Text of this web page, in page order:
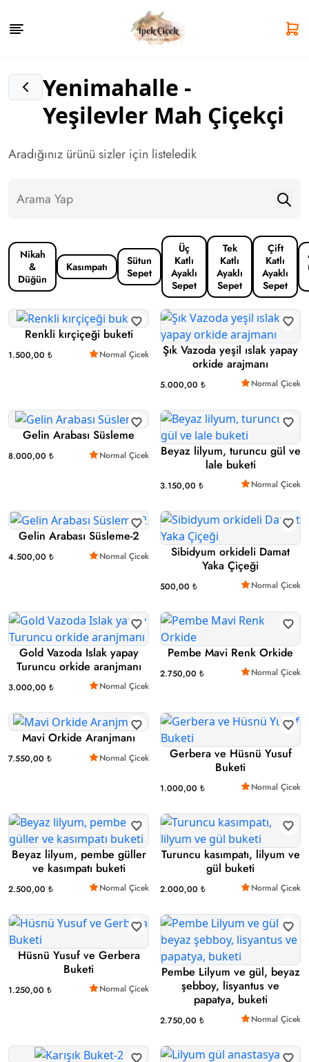
Yenimahalle -
Yeşilevler Mah Çiçekçi
Aradığınız ürünü sizler için listeledik
Nikah
&
Düğün
Kasımpatı
Sütun
Sepet
Üç
Katlı
Ayaklı
Sepet
Tek
Katlı
Ayaklı
Sepet
Çift
Katlı
Ayaklı
Sepet
Renkli kırçiçeği buketi
1.500,00 ₺ Normal Çicek
Şık Vazoda yeşil ıslak yapay
orkide arajmanı
5.000,00 ₺ Normal Çicek
Gelin Arabası Süsleme
8.000,00 ₺ Normal Çicek
Beyaz lilyum, turuncu gül ve
lale buketi
3.150,00 ₺ Normal Çicek
Gelin Arabası Süsleme-2
4.500,00 ₺ Normal Çicek
Sibidyum orkideli Damat
Yaka Çiçeği
500,00 ₺ Normal Çicek
Gold Vazoda Islak yapay
Turuncu orkide aranjmanı
3.000,00 ₺ Normal Çicek
Pembe Mavi Renk Orkide
2.750,00 ₺ Normal Çicek
Mavi Orkide Aranjmanı
7.550,00 ₺ Normal Çicek
Gerbera ve Hüsnü Yusuf
Buketi
1.000,00 ₺ Normal Çicek
Beyaz lilyum, pembe güller
ve kasımpatı buketi
2.500,00 ₺ Normal Çicek
Turuncu kasımpatı, lilyum ve
gül buketi
2.000,00 ₺ Normal Çicek
Hüsnü Yusuf ve Gerbera
Buketi
1.250,00 ₺ Normal Çicek
Pembe Lilyum ve gül, beyaz
şebboy, lisyantus ve
papatya, buketi
2.750,00 ₺ Normal Çicek